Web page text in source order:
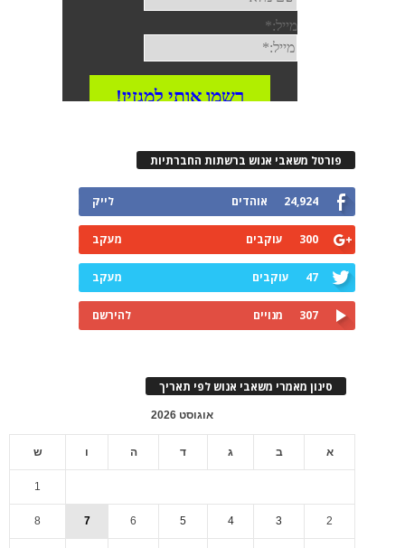
פורטל משאבי אנוש ברשתות החברתיות
24,924 אוהדים לייק
300 עוקבים מעקב
47 עוקבים מעקב
307 מנויים להירשם
סינון מאמרי משאבי אנוש לפי תאריך
אוגוסט 2026
א ב ג ד ה ו ש
1
2
3
4
5
6
7
8